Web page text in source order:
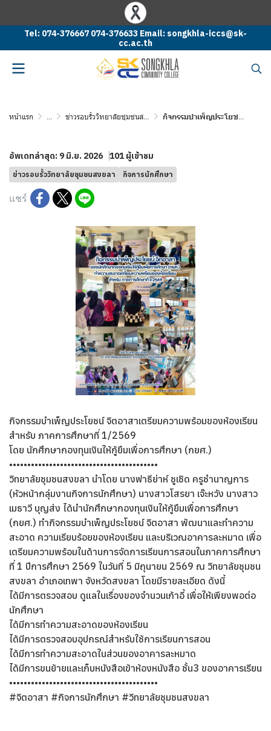
Tel: 074-376667 074-376633 Email: songkhla-iccs@sk-
cc.ac.th
หน้าแรก ... ข่าวรอบรั้ววิทยาลัยชุมชนสงขลา กิจกรรมบำเพ็ญประโยชน์ จิตอาสาเตรียมความพร้อมของห้องเรียน สำหรับภาคการศึกษาที่ 1/2569
อัพเดทล่าสุด: 9 มิ.ย. 2026 101 ผู้เข้าชม
ข่าวรอบรั้ววิทยาลัยชุมชนสงขลา กิจการนักศึกษา
แชร์
กิจกรรมบำเพ็ญประโยชน์ จิตอาสาเตรียมความพร้อมของห้องเรียน
สำหรับ ภาคการศึกษาที่ 1/2569
โดย นักศึกษากองทุนเงินให้กู้ยืมเพื่อการศึกษา (กยศ.)
•••••••••••••••••••••••••••••••••••••••••
วิทยาลัยชุมชนสงขลา นำโดย นางฟาธีย่าห์ ชูเชิด ครูชำนาญการ
(หัวหน้ากลุ่มงานกิจการนักศึกษา) นางสาวโสรยา เจ๊ะหวัง นางสาว
เมธาวี บุญส่ง ได้นำนักศึกษากองทุนเงินให้กู้ยืมเพื่อการศึกษา
(กยศ.) ทำกิจกรรมบำเพ็ญประโยชน์ จิตอาสา พัฒนาและทำความ
สะอาด ความเรียบร้อยของห้องเรียน และบริเวณอาคารละหมาด เพื่อ
เตรียมความพร้อมในด้านการจัดการเรียนการสอนในภาคการศึกษา
ที่ 1 ปีการศึกษา 2569 ในวันที่ 5 มิถุนายน 2569 ณ วิทยาลัยชุมชน
สงขลา อำเภอเทพา จังหวัดสงขลา โดยมีรายละเอียด ดังนี้
ได้มีการตรวจสอบ ดูแลในเรื่องของจำนวนเก้าอี้ เพื่อให้เพียงพอต่อ
นักศึกษา
ได้มีการทำความสะอาดของห้องเรียน
ได้มีการตรวจสอบอุปกรณ์สำหรับใช้การเรียนการสอน
ได้มีการทำความสะอาดในส่วนของอาคารละหมาด
ได้มีการขนย้ายและเก็บหนังสือเข้าห้องหนังสือ ชั้น3 ของอาคารเรียน
•••••••••••••••••••••••••••••••••••••••••
#จิตอาสา #กิจการนักศึกษา #วิทยาลัยชุมชนสงขลา